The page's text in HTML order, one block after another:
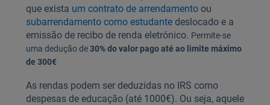
que exista um contrato de arrendamentoou
subarrendamento como estudantedeslocado e a
emissão de recibo de renda eletrónico. Permite-se
uma dedução de30% do valor pago até ao limite máximo
de 300€
As rendas podem ser deduzidas no IRS como
despesas de educação (até 1000€). Ou seja, aquele